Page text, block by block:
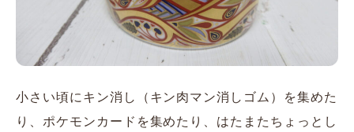
小さい頃にキン消し（キン肉マン消しゴム）を集めた
り、ポケモンカードを集めたり、はたまたちょっとし